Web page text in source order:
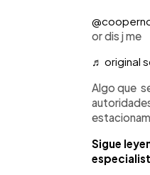
or dis j me
♬ original
Algo que
Sigue